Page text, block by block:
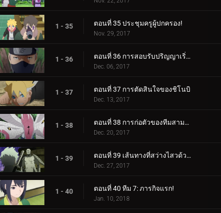
1 - 35 ตอนที่ 35 ประชุมครูผู้ปกครอง!
Nov. 29, 2017
1 - 36 ตอนที่ 36 การสอบรับปริญญาเริ่มต้นขึ้นแล้ว!
Dec. 06, 2017
1 - 37 ตอนที่ 37 การตัดสินใจของชิโนบิ
Dec. 13, 2017
1 - 38 ตอนที่ 38 การก่อตัวของทีมสามคน?
Dec. 20, 2017
1 - 39 ตอนที่ 39 เส้นทางที่สว่างไสวด้วยพระจันทร์เต็มดวง
Dec. 27, 2017
1 - 40 ตอนที่ 40 ทีม 7: ภารกิจแรก!
Jan. 10, 2018